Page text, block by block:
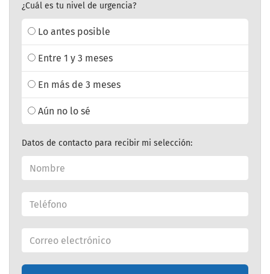
¿Cuál es tu nivel de urgencia?
Lo antes posible
Entre 1 y 3 meses
En más de 3 meses
Aún no lo sé
Datos de contacto para recibir mi selección: